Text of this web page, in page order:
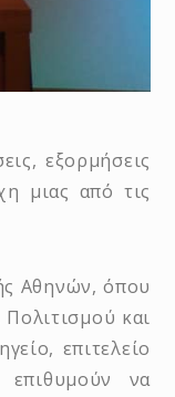
εξορμήσεις
μιας από τις
Αθηνών, όπου
και
επιτελείο
να